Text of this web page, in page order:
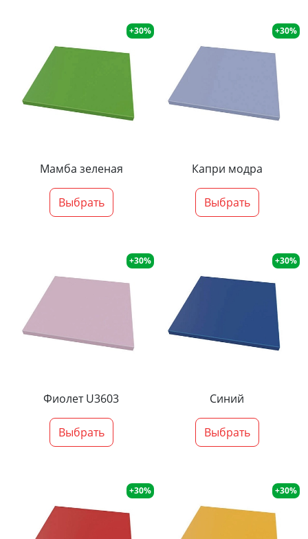
+30%
Мамба зеленая
Выбрать
+30%
Капри модра
Выбрать
+30%
Фиолет U3603
Выбрать
+30%
Синий
Выбрать
+30% +30%